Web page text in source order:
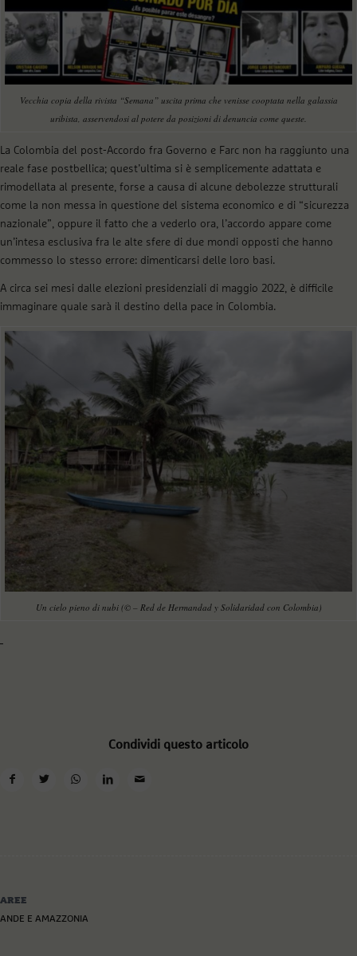
Vecchia copia della rivista “Semana” uscita prima che venisse cooptata nella galassia
uribista, asservendosi al potere da posizioni di denuncia come queste.
La Colombia del post-Accordo fra Governo e Farc non ha raggiunto una
reale fase postbellica; quest’ultima si è semplicemente adattata e
rimodellata al presente, forse a causa di alcune debolezze strutturali
come la non messa in questione del sistema economico e di “sicurezza
nazionale”, oppure il fatto che a vederlo ora, l’accordo appare come
un’intesa esclusiva fra le alte sfere di due mondi opposti che hanno
commesso lo stesso errore: dimenticarsi delle loro basi.
A circa sei mesi dalle elezioni presidenziali di maggio 2022, è difficile
immaginare quale sarà il destino della pace in Colombia.
Un cielo pieno di nubi (© – Red de Hermandad y Solidaridad con Colombia)
Condividi questo articolo
AREE
ANDE E AMAZZONIA